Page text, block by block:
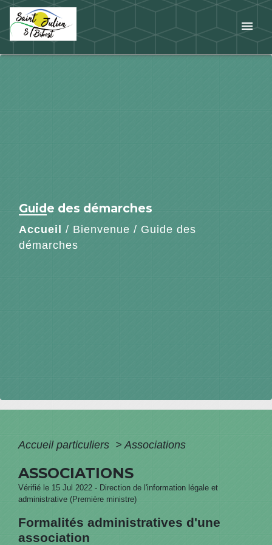
menu
Guide des démarches
Accueil / Bienvenue / Guide des
démarches
Accueil particuliers > Associations
ASSOCIATIONS
Vérifié le 15 Jul 2022 - Direction de l'information légale et
administrative (Première ministre)
Formalités administratives d'une
association